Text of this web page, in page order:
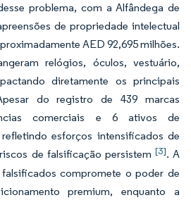
problema, com a Alfândega de
de propriedade intelectual
AED 92,695 milhões.
relógios, óculos, vestuário,
diretamente os principais
do registro de 439 marcas
comerciais e 6 ativos de
esforços intensificados de
de falsificação persistem [3]. A
compromete o poder de
premium, enquanto a